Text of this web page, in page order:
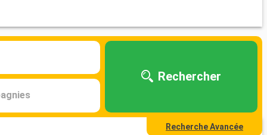
Rechercher
Recherche Avancée